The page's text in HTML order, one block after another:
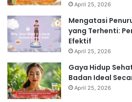
April 25, 2026
Mengatasi
yang Terhenti:
Efektif
April 25, 2026
Gaya Hidup
Badan Ideal
April 25, 2026